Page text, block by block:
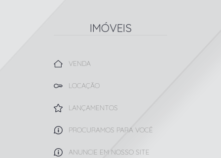
IMÓVEIS
VENDA
LOCAÇÃO
LANÇAMENTOS
PROCURAMOS PARA VOCÊ
ANUNCIE EM NOSSO SITE